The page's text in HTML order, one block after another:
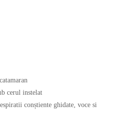
cerul instelat
conștiente ghidate, voce si